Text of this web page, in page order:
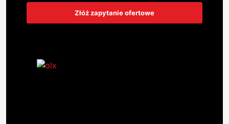
Złóż zapytanie ofertowe